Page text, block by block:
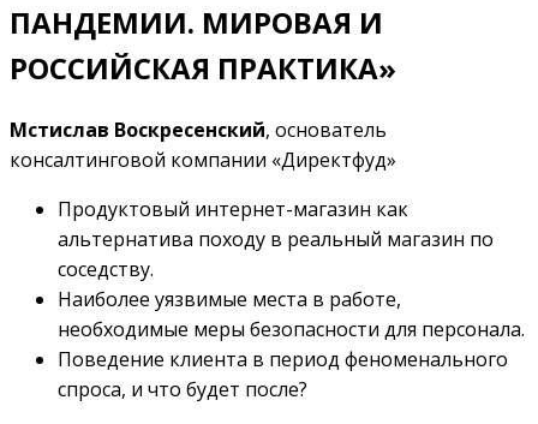
ПАНДЕМИИ. МИРОВАЯ И
РОССИЙСКАЯ ПРАКТИКА»
Мстислав Воскресенский, основатель
консалтинговой компании «Директфуд»
Продуктовый интернет-магазин как
альтернатива походу в реальный магазин по
соседству.
Наиболее уязвимые места в работе,
необходимые меры безопасности для персонала.
Поведение клиента в период феноменального
спроса, и что будет после?